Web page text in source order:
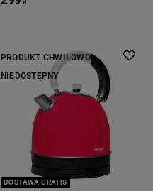
zł
PRODUKT CHWILOWO
NIEDOSTĘPNY
DOSTAWA GRATIS